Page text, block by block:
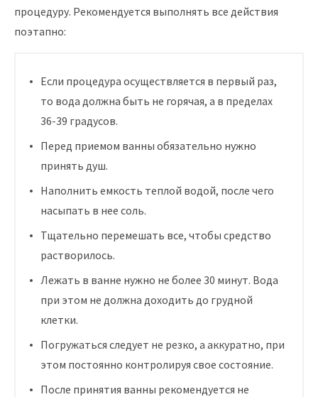
процедуру. Рекомендуется выполнять все действия
поэтапно:
Если процедура осуществляется в первый раз,
то вода должна быть не горячая, а в пределах
36-39 градусов.
Перед приемом ванны обязательно нужно
принять душ.
Наполнить емкость теплой водой, после чего
насыпать в нее соль.
Тщательно перемешать все, чтобы средство
растворилось.
Лежать в ванне нужно не более 30 минут. Вода
при этом не должна доходить до грудной
клетки.
Погружаться следует не резко, а аккуратно, при
этом постоянно контролируя свое состояние.
После принятия ванны рекомендуется не